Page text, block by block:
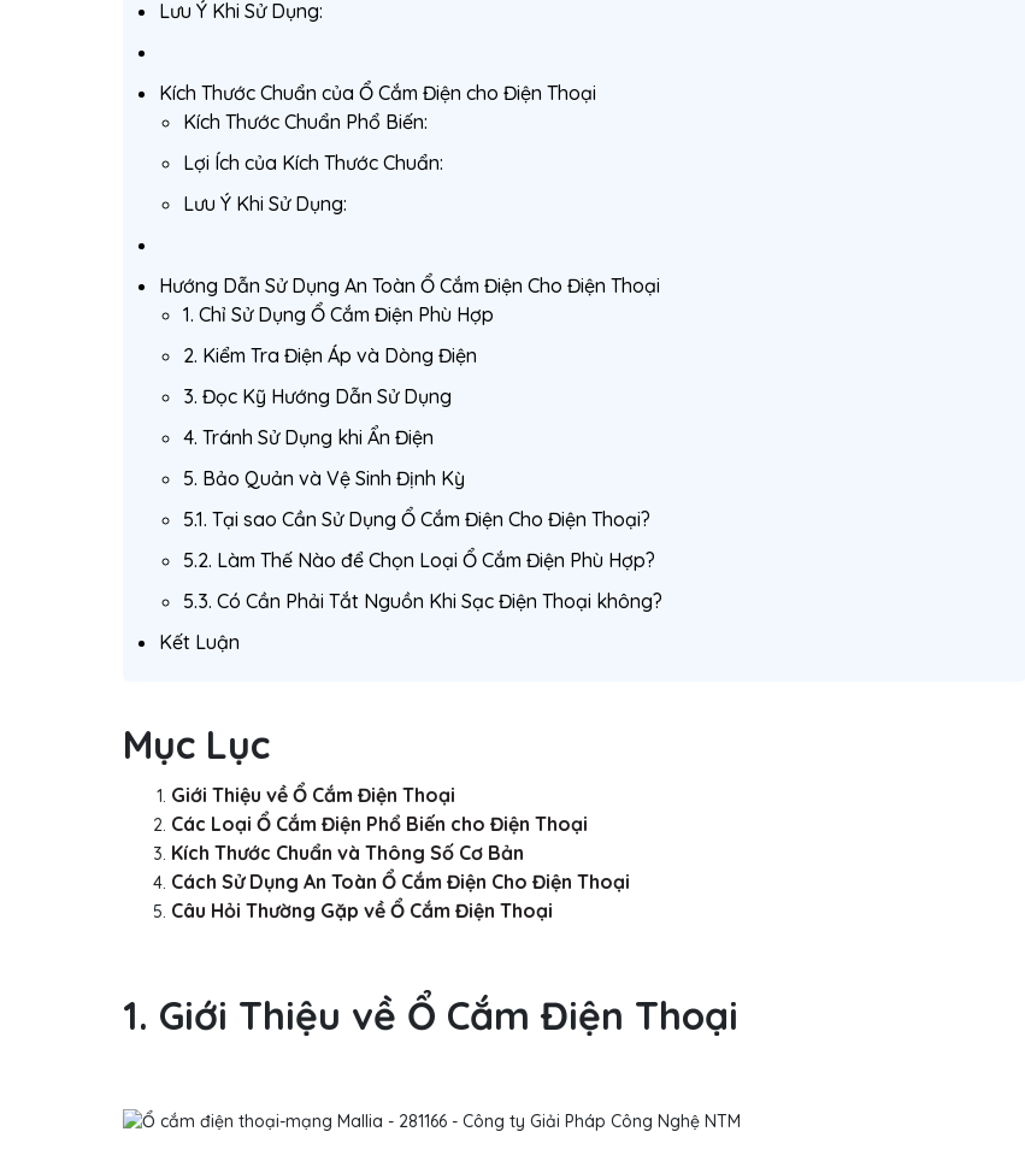
Lưu Ý Khi Sử Dụng:
Kích Thước Chuẩn của Ổ Cắm Điện cho Điện Thoại
Kích Thước Chuẩn Phổ Biến:
Lợi Ích của Kích Thước Chuẩn:
Lưu Ý Khi Sử Dụng:
Hướng Dẫn Sử Dụng An Toàn Ổ Cắm Điện Cho Điện Thoại
1. Chỉ Sử Dụng Ổ Cắm Điện Phù Hợp
2. Kiểm Tra Điện Áp và Dòng Điện
3. Đọc Kỹ Hướng Dẫn Sử Dụng
4. Tránh Sử Dụng khi Ẩn Điện
5. Bảo Quản và Vệ Sinh Định Kỳ
5.1. Tại sao Cần Sử Dụng Ổ Cắm Điện Cho Điện Thoại?
5.2. Làm Thế Nào để Chọn Loại Ổ Cắm Điện Phù Hợp?
5.3. Có Cần Phải Tắt Nguồn Khi Sạc Điện Thoại không?
Kết Luận
Mục Lục
Giới Thiệu về Ổ Cắm Điện Thoại
Các Loại Ổ Cắm Điện Phổ Biến cho Điện Thoại
Kích Thước Chuẩn và Thông Số Cơ Bản
Cách Sử Dụng An Toàn Ổ Cắm Điện Cho Điện Thoại
Câu Hỏi Thường Gặp về Ổ Cắm Điện Thoại
1. Giới Thiệu về Ổ Cắm Điện Thoại